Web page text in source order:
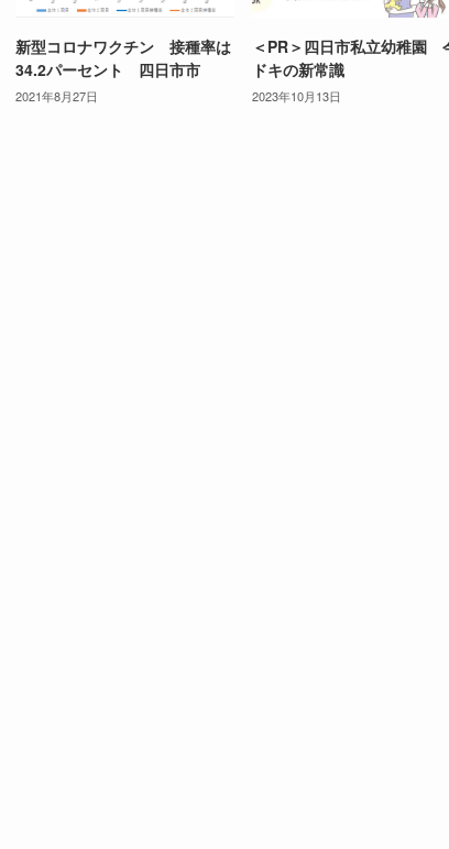
新型コロナワクチン 接種率は
34.2パーセント 四日市市
2021年8月27日
＜PR＞四日市私立幼稚園
ドキの新常識
2023年10月13日